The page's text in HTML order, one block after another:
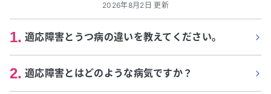
2026年8月2日 更新
1. 適応障害とうつ病の違いを教えてください。
2. 適応障害とはどのような病気ですか？